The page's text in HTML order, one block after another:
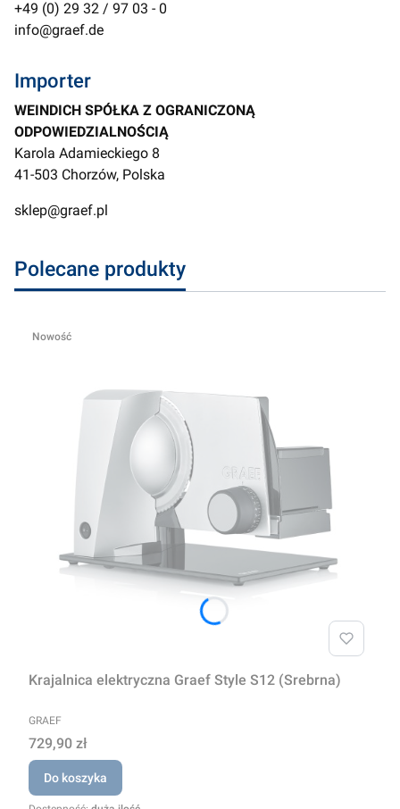
+49 (0) 29 32 / 97 03 - 0
info@graef.de
Importer
WEINDICH SPÓŁKA Z OGRANICZONĄ
ODPOWIEDZIALNOŚCIĄ
Karola Adamieckiego 8
41-503 Chorzów, Polska
sklep@graef.pl
Polecane produkty
Nowość
Krajalnica elektryczna Graef Style S12 (Srebrna)
PRODUCENT
GRAEF
Cena
729,90 zł
Do koszyka